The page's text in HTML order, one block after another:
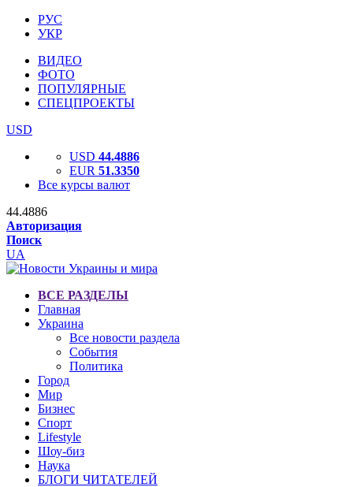
РУС
УКР
ВИДЕО
ФОТО
ПОПУЛЯРНЫЕ
СПЕЦПРОЕКТЫ
USD
USD 44.4886
EUR 51.3350
Все курсы валют
44.4886
Авторизация
Поиск
UA
ВСЕ РАЗДЕЛЫ
Главная
Украина
Все новости раздела
События
Политика
Город
Мир
Бизнес
Спорт
Lifestyle
Шоу-биз
Наука
БЛОГИ ЧИТАТЕЛЕЙ